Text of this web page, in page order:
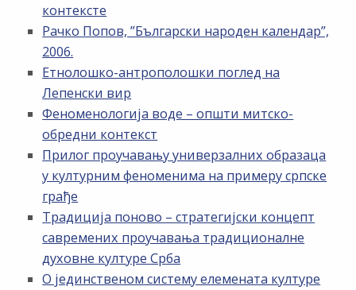
контексте
Рачко Попов, ”Български народен календар”,
2006.
Етнолошко-антрополошки поглед на
Лепенски вир
Феноменологија воде – општи митско-
обредни контекст
Прилог проучавању универзалних образаца
у културним феноменима на примеру српске
грађе
Традиција поново – стратегијски концепт
савремених проучавања традиционалне
духовне културе Срба
О јединственом систему елемената културе